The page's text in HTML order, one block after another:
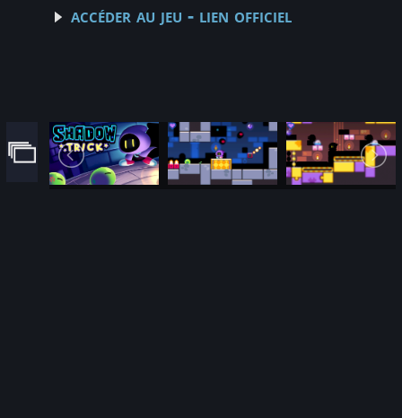
accéder au jeu - lien officiel